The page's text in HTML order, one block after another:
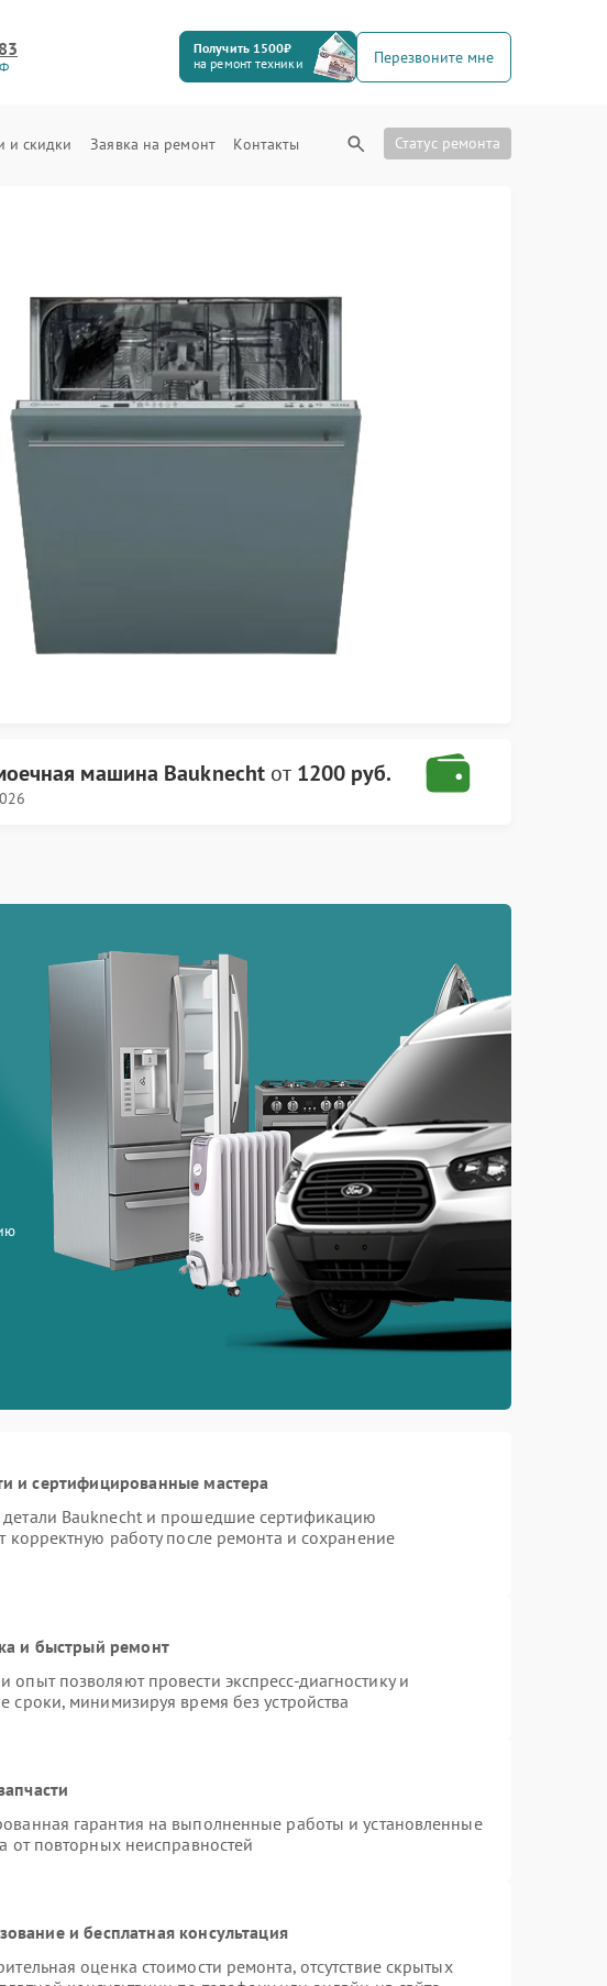
Получить 1500₽
на ремонт техники
Перезвоните мне
и скидки Заявка на ремонт Контакты Статус ремонта
машина Bauknecht от 1200 руб.
и сертифицированные мастера
детали Bauknecht и прошедшие сертификацию
корректную работу после ремонта и сохранение
и быстрый ремонт
позволяют провести экспресс-диагностику и
сроки, минимизируя время без устройства
гарантия на выполненные работы и установленные
от повторных неисправностей
и бесплатная консультация
оценка стоимости ремонта, отсутствие скрытых